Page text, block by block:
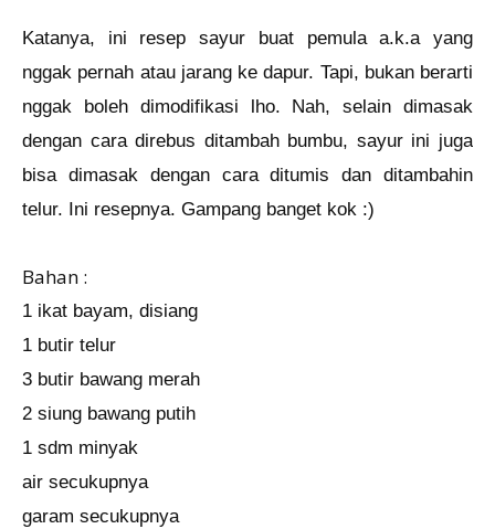
Katanya, ini resep sayur buat pemula a.k.a yang
nggak pernah atau jarang ke dapur. Tapi, bukan berarti
nggak boleh dimodifikasi lho. Nah, selain dimasak
dengan cara direbus ditambah bumbu, sayur ini juga
bisa dimasak dengan cara ditumis dan ditambahin
telur. Ini resepnya. Gampang banget kok :)
Bahan :
1 ikat bayam, disiang
1 butir telur
3 butir bawang merah
2 siung bawang putih
1 sdm minyak
air secukupnya
garam secukupnya